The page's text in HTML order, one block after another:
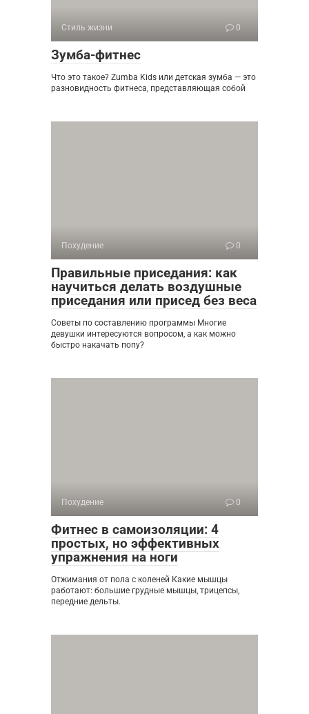
Стиль жизни 0
Зумба-фитнес
Что это такое? Zumba Kids или детская зумба — это
разновидность фитнеса, представляющая собой
Похудение 0
Правильные приседания: как
научиться делать воздушные
приседания или присед без веса
Советы по составлению программы Многие
девушки интересуются вопросом, а как можно
быстро накачать попу?
Похудение 0
Фитнес в самоизоляции: 4
простых, но эффективных
упражнения на ноги
Отжимания от пола с коленей Какие мышцы
работают: большие грудные мышцы, трицепсы,
передние дельты.